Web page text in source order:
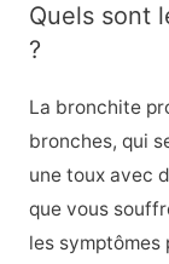
Quels sont
?
La bronchite
bronches, qui
une toux avec
que vous
les